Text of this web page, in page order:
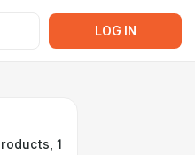
LOG IN
1